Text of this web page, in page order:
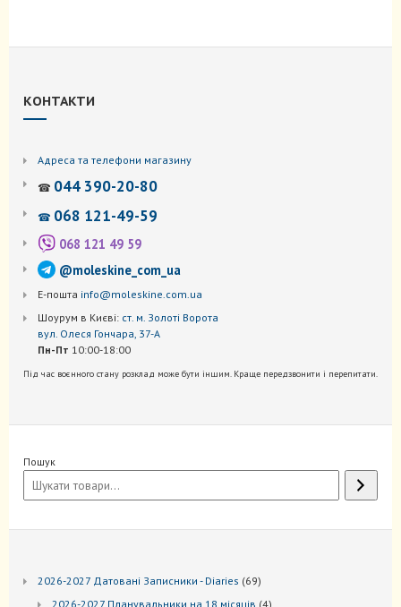
КОНТАКТИ
Адреса та телефони магазину
☎ 044 390-20-80
☎ 068 121-49-59
068 121 49 59
@moleskine_com_ua
Е-пошта info@moleskine.com.ua
Шоурум в Києві: ст. м. Золоті Ворота
вул. Олеся Гончара, 37-А
Пн-Пт 10:00-18:00
Під час воєнного стану розклад може бути іншим. Краще передзвонити і перепитати.
Пошук
2026-2027 Датовані Записники - Diaries 6969
2026-2027 Планувальники на 18 місяців 44